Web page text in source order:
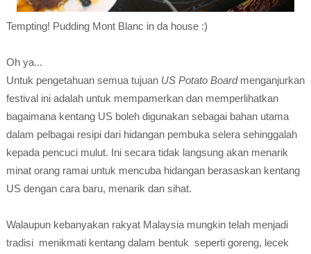
Tempting! Pudding Mont Blanc in da house :)
Oh ya...
Untuk pengetahuan semua tujuan US Potato Boardmenganjurkan
festival ini adalah untuk mempamerkan dan memperlihatkan
bagaimana kentang US boleh digunakan sebagai bahan utama
dalam pelbagai resipi dari hidangan pembuka selera sehinggalah
kepada pencuci mulut. Ini secara tidak langsung akan menarik
minat orang ramai untuk mencuba hidangan berasaskan kentang
US dengan cara baru, menarik dan sihat.
Walaupun kebanyakan rakyat Malaysia mungkin telah menjadi
tradisi menikmati kentang dalam bentuk seperti goreng, lecek